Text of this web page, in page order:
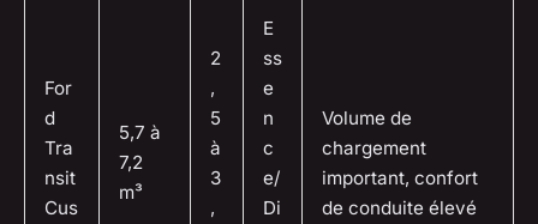
For
d
Tra
nsit
Cus
5,7 à
7,2
m³
2
,
5
à
3
,
E
ss
e
n
c
e/
Di
Volume de
chargement
important, confort
de conduite élevé